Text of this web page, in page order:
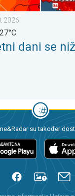
2026.
dani se
su također